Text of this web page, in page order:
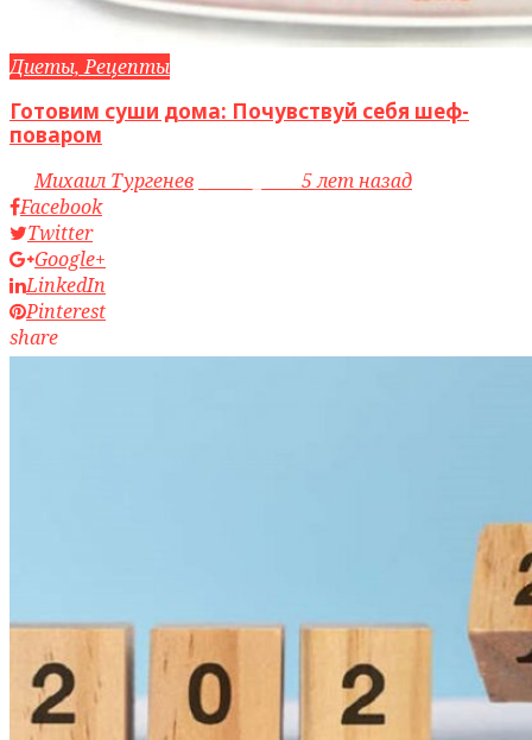
Диеты, Рецепты
Готовим суши дома: Почувствуй себя шеф-
поваром
byМихаил Тургенев
5 лет назад
Facebook
Twitter
Google+
LinkedIn
Pinterest
share